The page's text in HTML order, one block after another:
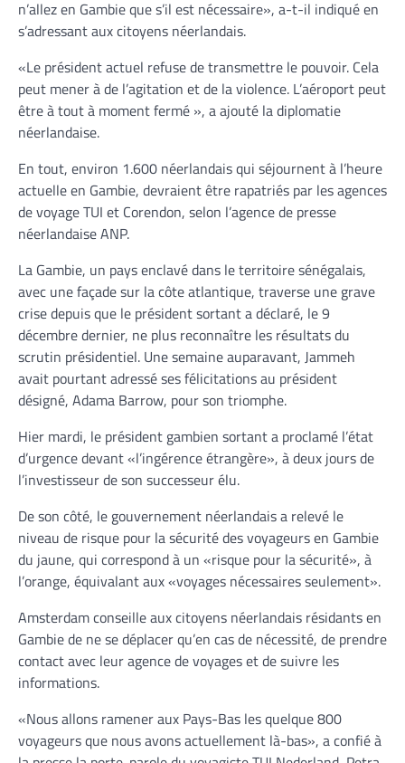
n’allez en Gambie que s’il est nécessaire», a-t-il indiqué en
s’adressant aux citoyens néerlandais.
«Le président actuel refuse de transmettre le pouvoir. Cela
peut mener à de l’agitation et de la violence. L’aéroport peut
être à tout à moment fermé », a ajouté la diplomatie
néerlandaise.
En tout, environ 1.600 néerlandais qui séjournent à l’heure
actuelle en Gambie, devraient être rapatriés par les agences
de voyage TUI et Corendon, selon l’agence de presse
néerlandaise ANP.
La Gambie, un pays enclavé dans le territoire sénégalais,
avec une façade sur la côte atlantique, traverse une grave
crise depuis que le président sortant a déclaré, le 9
décembre dernier, ne plus reconnaître les résultats du
scrutin présidentiel. Une semaine auparavant, Jammeh
avait pourtant adressé ses félicitations au président
désigné, Adama Barrow, pour son triomphe.
Hier mardi, le président gambien sortant a proclamé l’état
d’urgence devant «l’ingérence étrangère», à deux jours de
l’investisseur de son successeur élu.
De son côté, le gouvernement néerlandais a relevé le
niveau de risque pour la sécurité des voyageurs en Gambie
du jaune, qui correspond à un «risque pour la sécurité», à
l’orange, équivalant aux «voyages nécessaires seulement».
Amsterdam conseille aux citoyens néerlandais résidants en
Gambie de ne se déplacer qu’en cas de nécessité, de prendre
contact avec leur agence de voyages et de suivre les
informations.
«Nous allons ramener aux Pays-Bas les quelque 800
voyageurs que nous avons actuellement là-bas», a confié à